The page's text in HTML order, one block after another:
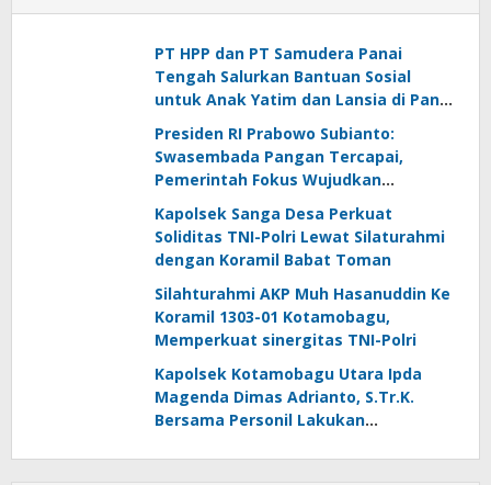
PT HPP dan PT Samudera Panai
Tengah Salurkan Bantuan Sosial
untuk Anak Yatim dan Lansia di Panai
Presiden RI Prabowo Subianto:
Swasembada Pangan Tercapai,
Pemerintah Fokus Wujudkan
Kemandirian Energi dan Air
Kapolsek Sanga Desa Perkuat
Soliditas TNI-Polri Lewat Silaturahmi
dengan Koramil Babat Toman
Silahturahmi AKP Muh Hasanuddin Ke
Koramil 1303-01 Kotamobagu,
Memperkuat sinergitas TNI-Polri
Kapolsek Kotamobagu Utara Ipda
Magenda Dimas Adrianto, S.Tr.K.
Bersama Personil Lakukan